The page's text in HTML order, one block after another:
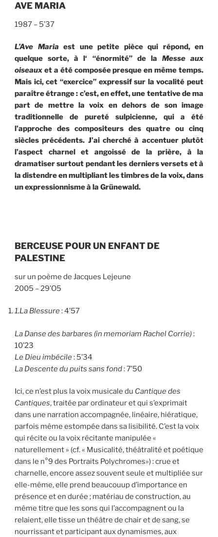
AVE MARIA
1987 – 5’37
L’Ave Maria est une petite pièce qui répond, en
quelque sorte, à l‘ “énormité”de la Messe aux
oiseaux et a été composée presque en même temps.
Mais ici, cet “exercice”expressif sur la vocalité peut
paraître étrange : c’est, en effet, une tentative de ma
part de mettre la voix en dehors de son image
traditionnelle de pureté sulpicienne, qui a été
l’approche des compositeurs des quatre ou cinq
siècles précédents. J’ai cherché à accentuer plutôt
l’aspect charnel et angoissé de la prière, à la
dramatiser surtout pendant les derniers versets et à
la distendre en multipliant les timbres de la voix, dans
un expressionnisme à la Grünewald.
BERCEUSE POUR UN ENFANT DE
PALESTINE
sur un poème de Jacques Lejeune
2005 – 29’O5
1.La Blessure: 4’57
La Danse des barbares (in memoriam Rachel Corrie):
10’23
Le Dieu imbécile: 5’34
La Descente du puits sans fond: 7’50
Ici, ce n’est plus la voix musicale du Cantique des
Cantiques, traitée par ordinateur et qui s’exprimait
dans une narration accompagnée, linéaire, hiératique,
parfois même estompée dans sa lisibilité. C’est la voix
qui récite ou la voix récitante manipulée «
naturellement » (cf. « Musicalité, théâtralité et poétique
dans le n°9 des Portraits Polychromes») : crue et
charnelle, encore assez souvent seule et multipliée sur
elle-même, elle prend beaucouup d’importance en
présence et en durée ; matériau de construction, au
même titre que les sons qui l’accompagnent ou la
relaient, elle tisse un théâtre de chair et de sang, se
nourrissant et participant aux dynamismes, aux